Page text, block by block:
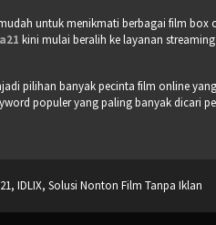
untuk menikmati berbagai film
kini mulai beralih ke layanan
pilihan banyak pecinta film online
populer yang paling banyak dicari
IDLIX, Solusi Nonton Film Tanpa Iklan